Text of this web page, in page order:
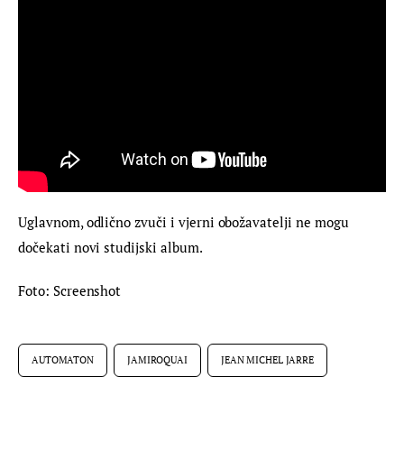
Uglavnom, odlično zvuči i vjerni obožavatelji ne mogu
dočekati novi studijski album.
Foto: Screenshot
AUTOMATON JAMIROQUAI JEAN MICHEL JARRE